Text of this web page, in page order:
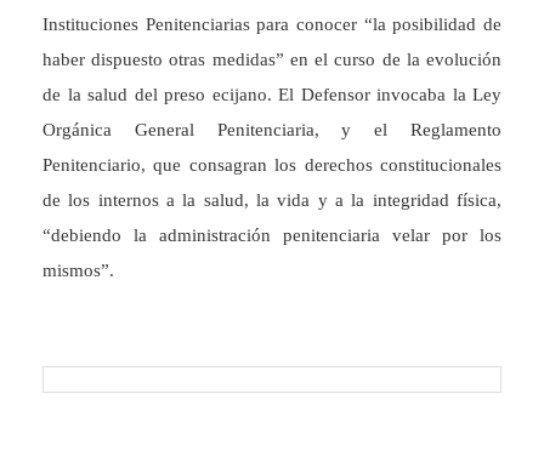
Instituciones Penitenciarias para conocer “la posibilidad de
haber dispuesto otras medidas” en el curso de la evolución
de la salud del preso ecijano. El Defensor invocaba la Ley
Orgánica General Penitenciaria, y el Reglamento
Penitenciario, que consagran los derechos constitucionales
de los internos a la salud, la vida y a la integridad física,
“debiendo la administración penitenciaria velar por los
mismos”.